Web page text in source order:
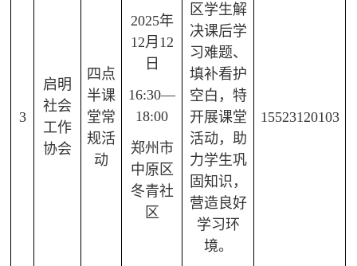
3
启明
社会
工作
协会
四点
半课
堂常
规活
动
2025年
12月12
日
16:30—
18:00
郑州市
中原区
冬青社
区
区学生解
决课后学
习难题、
填补看护
空白，特
开展课堂
活动，助
力学生巩
固知识，
营造良好
学习环
境。
15523120103